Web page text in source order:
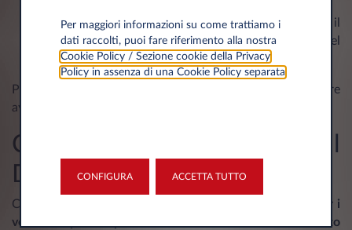
l’utilizzatore abituale del veicolo: nel caso in cui il
conducente non è un familiare del proprietario del
mezzo.
Pertanto, anche se si guida una vettura in noleggio, occorre
avere il DUC.
Cosa succede se non ho il
DUC?
Come abbiamo detto in precedenza,
non c’è l’obbligo per i
veicoli acquistati prima dell’introduzione del Documento
Per maggiori informazioni su come trattiamo i
dati raccolti, puoi fare riferimento alla nostra
Cookie Policy / Sezione cookie della Privacy
Policy in assenza di una Cookie Policy separata.
CONFIGURA ACCETTA TUTTO